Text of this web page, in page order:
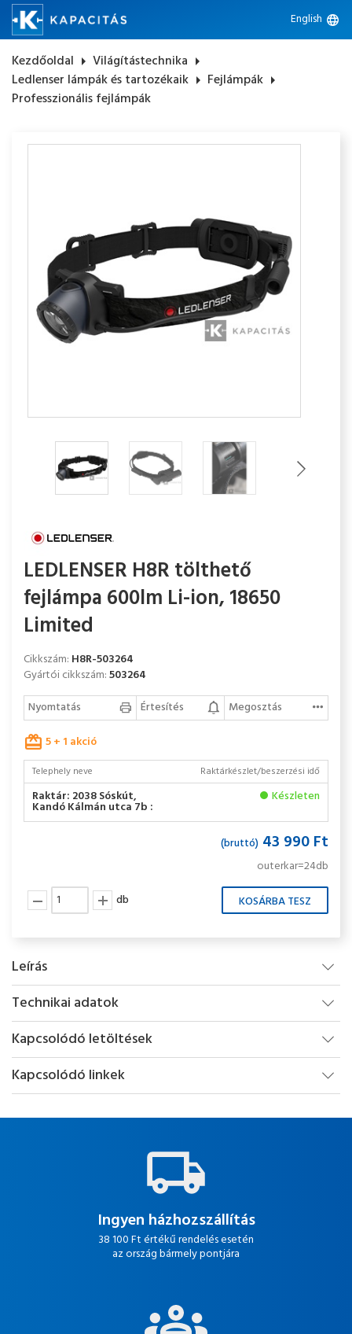
English language
Kezdőoldal arrow_right Világítástechnika arrow_right
Ledlenser lámpák és tartozékaik arrow_right Fejlámpák arrow_right
Professzionális fejlámpák
LEDLENSER H8R tölthető
fejlámpa 600lm Li-ion, 18650
Limited
Cikkszám: H8R-503264
Gyártói cikkszám:503264
Nyomtatás
Értesítés
Megosztás
5 + 1 akció
Telephely neve Raktárkészlet/beszerzési idő
Raktár: 2038 Sóskút,
Kandó Kálmán utca 7b :
Készleten
(bruttó) 43 990 Ft
outerkar=24db
db
Leírás
Technikai adatok
Kapcsolódó letöltések
Kapcsolódó linkek
Ingyen házhozszállítás
38 100 Ft értékű rendelés esetén
az ország bármely pontjára